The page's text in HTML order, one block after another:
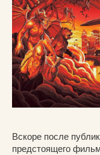
Вскоре после
предстоящего